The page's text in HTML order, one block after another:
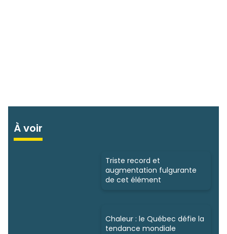
À voir
Triste record et
augmentation fulgurante
de cet élément
Chaleur : le Québec défie la
tendance mondiale